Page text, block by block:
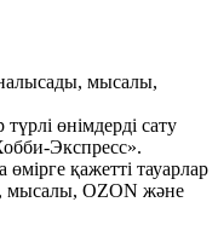
мысалы,
өнімдерді сату
Экспресс».
қажетті тауарлар
мысалы, OZON және